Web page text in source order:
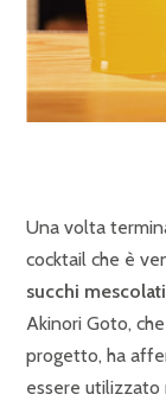
Una volta
cocktail che è
succhi
Akinori Goto,
progetto, ha
essere utilizzato